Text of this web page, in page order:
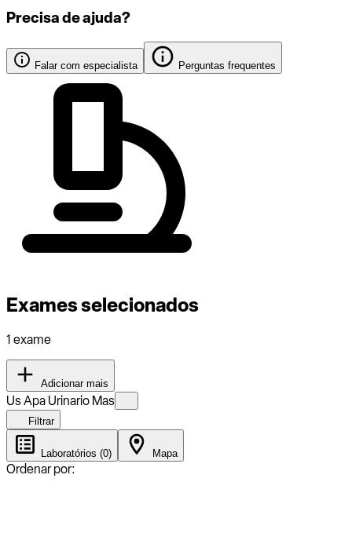
Precisa de ajuda?
Falar com especialista Perguntas frequentes
Exames selecionados
1 exame
Adicionar mais
Us Apa Urinario Mas
Filtrar
Laboratórios (0) Mapa
Ordenar por: